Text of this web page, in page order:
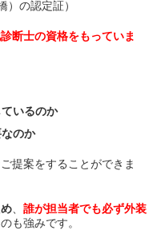
）の認定証）
断士の資格をもっていま
いるのか
のか
提案をすることができま
、誰が担当者でも必ず外装
のも強みです。